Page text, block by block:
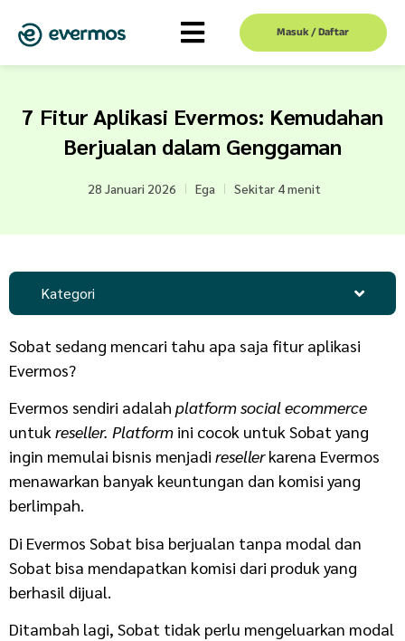
Masuk / Daftar
7 Fitur Aplikasi Evermos: Kemudahan
Berjualan dalam Genggaman
28 Januari 2026 Ega Sekitar 4 menit
Kategori
Sobat sedang mencari tahu apa saja fitur aplikasi
Evermos?
Evermos sendiri adalah platform social ecommerce
untuk reseller. Platform ini cocok untuk Sobat yang
ingin memulai bisnis menjadi resellerkarena Evermos
menawarkan banyak keuntungan dan komisi yang
berlimpah.
Di Evermos Sobat bisa berjualan tanpa modal dan
Sobat bisa mendapatkan komisi dari produk yang
berhasil dijual.
Ditambah lagi, Sobat tidak perlu mengeluarkan modal